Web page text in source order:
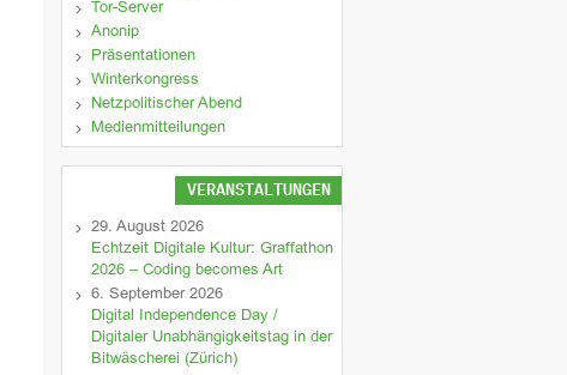
Tor-Server
Anonip
Präsentationen
Winterkongress
Netzpolitischer Abend
Medienmitteilungen
VERANSTALTUNGEN
29. August 2026
Echtzeit Digitale Kultur: Graffathon
2026 – Coding becomes Art
6. September 2026
Digital Independence Day /
Digitaler Unabhängigkeitstag in der
Bitwäscherei (Zürich)